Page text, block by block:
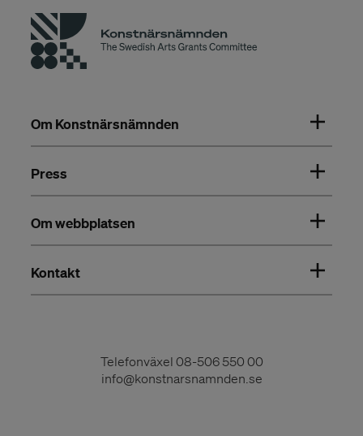
Om Konstnärsnämnden
Press
Om webbplatsen
Kontakt
Telefonväxel 08-506 550 00
info@konstnarsnamnden.se